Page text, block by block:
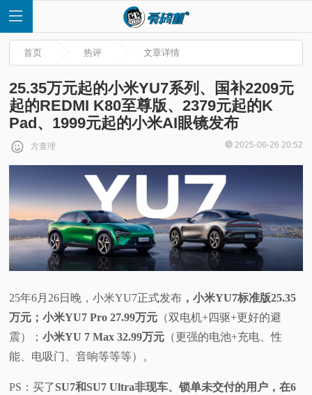
首
快
讯
评
测
视
首页 热评 文章详情
25.35万元起的小米YU7系列、国补2209元
起的REDMI K80至尊版、2379元起的K
Pad、1999元起的小米AI眼镜发布
方查理 2025-06-26 20:52
25年6月26日晚，小米YU7正式发布 ，小米YU7标准版25.35
万元；小米YU7 Pro 27.99万元 （双电机+四驱+更好的避
震）；小米YU 7 Max 32.99万元 （更强的电池+充电、性
能、电吸门、音响等等等）。
PS：买了SU7和SU7 Ultra非现车、锁单未交付的用户，在6